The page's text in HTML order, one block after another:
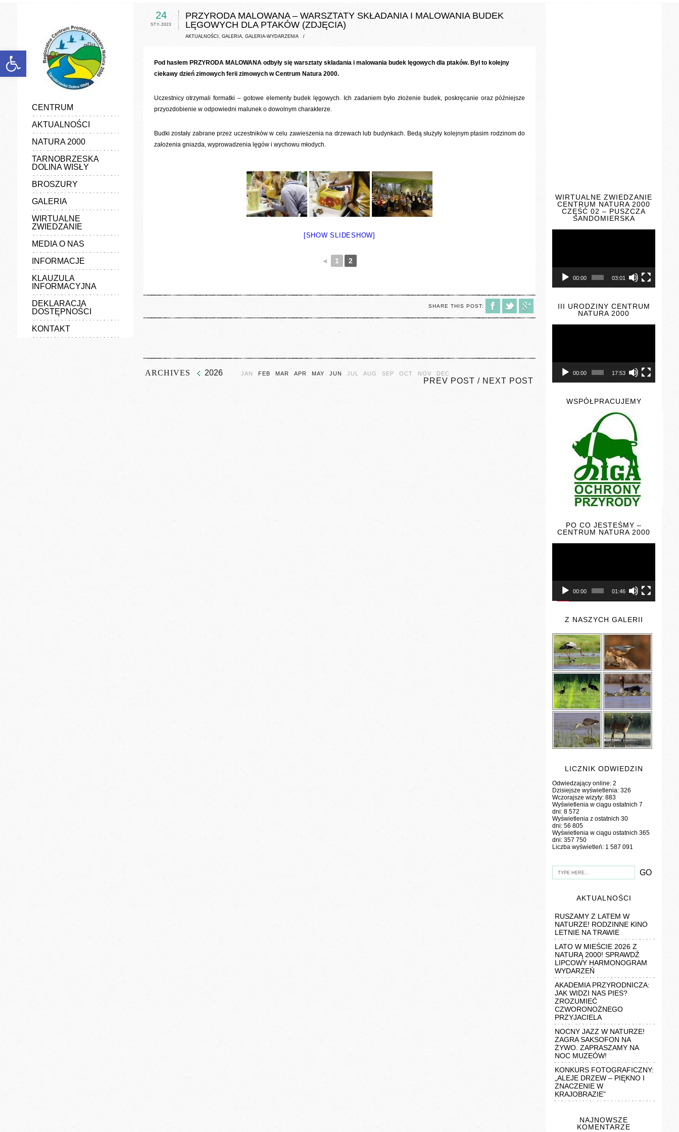
Otwórz pasek narzędzi
popularize
poster
quality
vender
CENTRUM
AKTUALNOŚCI
NATURA 2000
TARNOBRZESKA
DOLINA WISŁY
BROSZURY
GALERIA
WIRTUALNE
ZWIEDZANIE
MEDIA O NAS
INFORMACJE
KLAUZULA
INFORMACYJNA
DEKLARACJA
DOSTĘPNOŚCI
KONTAKT
WIRTUALNE ZWIEDZANIE
CENTRUM NATURA 2000
CZĘŚĆ 02 – PUSZCZA
SANDOMIERSKA
00:00 03:01
III URODZINY CENTRUM
NATURA 2000
00:00 17:53
WSPÓŁPRACUJEMY
PO CO JESTEŚMY –
CENTRUM NATURA 2000
00:00 01:46
Z NASZYCH GALERII
LICZNIK ODWIEDZIN
Odwiedzający online:2
Dzisiejsze wyświetlenia:326
Wczorajsze wizyty:883
Wyświetlenia w ciągu ostatnich 7
dni:8 572
Wyświetlenia z ostatnich 30
dni:56 805
Wyświetlenia w ciągu ostatnich 365
dni:357 750
Liczba wyświetleń: 1 587 091
AKTUALNOŚCI
RUSZAMY Z LATEM W
NATURZE! RODZINNE KINO
LETNIE NA TRAWIE
LATO W MIEŚCIE 2026 Z
NATURĄ 2000! SPRAWDŹ
LIPCOWY HARMONOGRAM
WYDARZEŃ
AKADEMIA PRZYRODNICZA:
JAK WIDZI NAS PIES?
ZROZUMIEĆ
CZWORONOŻNEGO
PRZYJACIELA
NOCNY JAZZ W NATURZE!
ZAGRA SAKSOFON NA
ŻYWO. ZAPRASZAMY NA
NOC MUZEÓW!
KONKURS FOTOGRAFICZNY:
„ALEJE DRZEW – PIĘKNO I
ZNACZENIE W
KRAJOBRAZIE”
NAJNOWSZE
KOMENTARZE
24
STY-2023
PRZYRODA MALOWANA – WARSZTATY SKŁADANIA I MALOWANIA BUDEK
LĘGOWYCH DLA PTAKÓW (ZDJĘCIA)
AKTUALNOŚCI , GALERIA, GALERIA-WYDARZENIA/
Pod hasłem PRZYRODA MALOWANA odbyły się warsztaty składania i malowania budek lęgowych dla ptaków. Był to kolejny
ciekawy dzień zimowych ferii zimowych w Centrum Natura 2000.
Uczestnicy otrzymali formatki – gotowe elementy budek lęgowych. Ich zadaniem było złożenie budek, poskręcanie oraz późniejsze
przyozdobienie w odpowiedni malunek o dowolnym charakterze.
Budki zostały zabrane przez uczestników w celu zawieszenia na drzewach lub budynkach. Bedą służyły kolejnym ptasim rodzinom do
założenia gniazda, wyprowadzenia lęgów i wychowu młodych.
[SHOW SLIDESHOW]
◄ 1 2
SHARE THIS POST:
.
ARCHIVES 2026 JAN FEB MAR APR MAY JUN JUL AUG SEP OCT NOV DEC
PREV POST / NEXT POST